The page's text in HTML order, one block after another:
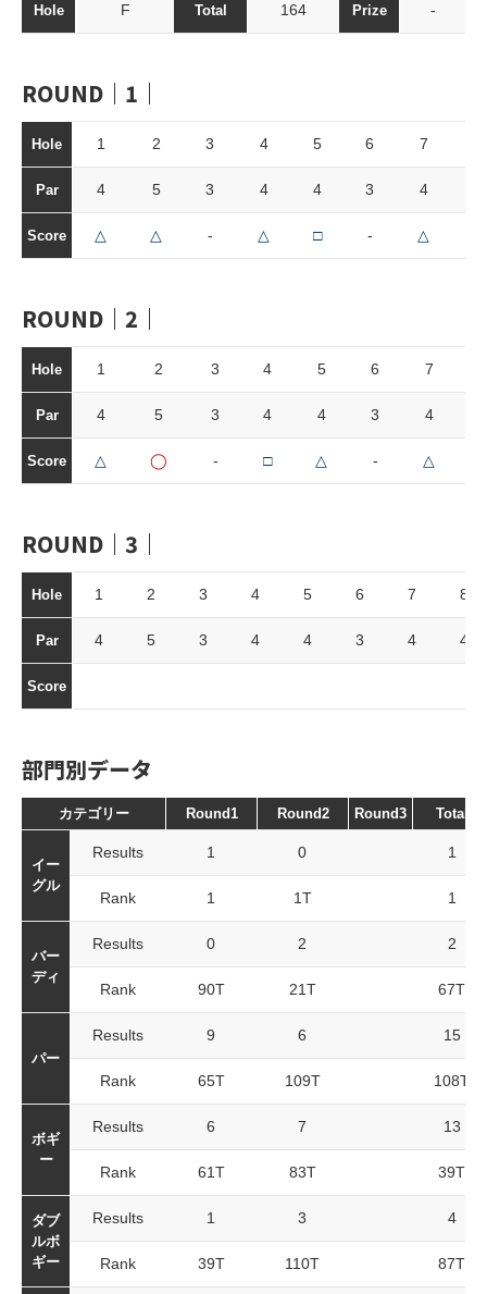
Hole F Total 164 Prize -
ROUND｜1｜
Hole 1 2 3 4 5 6 7
Par 4 5 3 4 4 3 4
Score △ △ - △ □ - △
ROUND｜2｜
Hole 1 2 3 4 5 6 7
Par 4 5 3 4 4 3 4
Score △ ◯ - □ △ - △
ROUND｜3｜
Hole 1 2 3 4 5 6 7 8
Par 4 5 3 4 4 3 4 4
Score
部門別データ
カテゴリー Round1 Round2 Round3 Total
イー
グル
Results 1 0 1
Rank 1 1T 1
バー
ディ
Results 0 2 2
Rank 90T 21T 67T
パー
Results 9 6 15
Rank 65T 109T 108T
ボギ
ー
Results 6 7 13
Rank 61T 83T 39T
ダブ
ルボ
ギー
Results 1 3 4
Rank 39T 110T 87T